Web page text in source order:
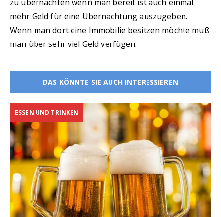
zu übernachten wenn man bereit ist auch einmal
mehr Geld für eine Übernachtung auszugeben.
Wenn man dort eine Immobilie besitzen möchte muß
man über sehr viel Geld verfügen.
DAS KÖNNTE SIE AUCH INTERESSIEREN
ESSEN UND TRINKEN